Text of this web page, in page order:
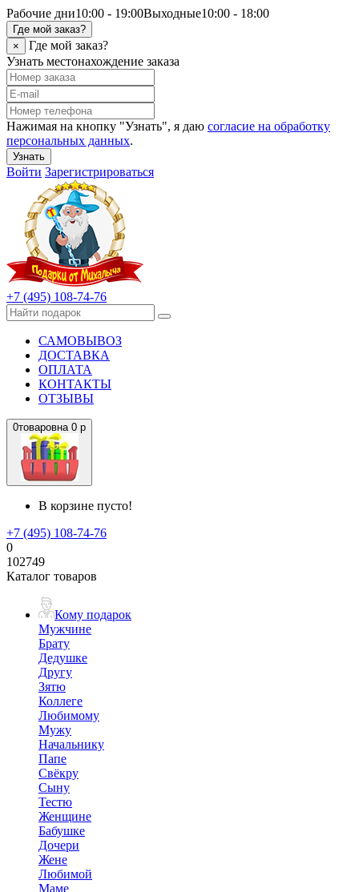
Рабочие дни10:00 - 19:00Выходные10:00 - 18:00
Где мой заказ?
×
Где мой заказ?
Узнать местонахождение заказа
Нажимая на кнопку "Узнать", я даю согласие на обработку
персональных данных.
Узнать
Войти Зарегистрироваться
+7 (495) 108-74-76
САМОВЫВОЗ
ДОСТАВКА
ОПЛАТА
КОНТАКТЫ
ОТЗЫВЫ
0товаровна 0 р
В корзине пусто!
+7 (495) 108-74-76
0
102749
Каталог товаров
Кому подарок
Мужчине
Брату
Дедушке
Другу
Зятю
Коллеге
Любимому
Мужу
Начальнику
Папе
Свёкру
Сыну
Тестю
Женщине
Бабушке
Дочери
Жене
Любимой
Маме